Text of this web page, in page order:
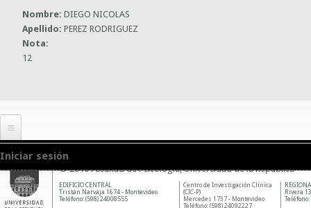
Nombre:DIEGO NICOLAS
Apellido:PEREZ RODRIGUEZ
Nota:
12
Iniciar sesión
© 2010 Facultad de Psicología, Universidad de la República
Rivera
Teléfono:
Centro de Investigación Clínica
(CIC-P)
Mercedes 1737 - Montevideo
Teléfono: (598) 24092227
EDIFICIO CENTRAL
Tristán Narvaja 1674 - Montevideo
Teléfono: (598) 24008555